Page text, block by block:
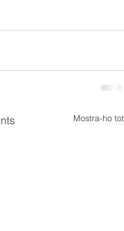
Mostra-ho tot